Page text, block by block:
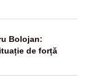
Bolojan:
de forță